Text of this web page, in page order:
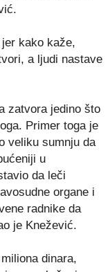
kako kaže,
a ljudi nastave
zatvora jedino što
Primer toga je
veliku sumnju da
u
da leči
organe i
radnike da
je Knežević.
dinara,